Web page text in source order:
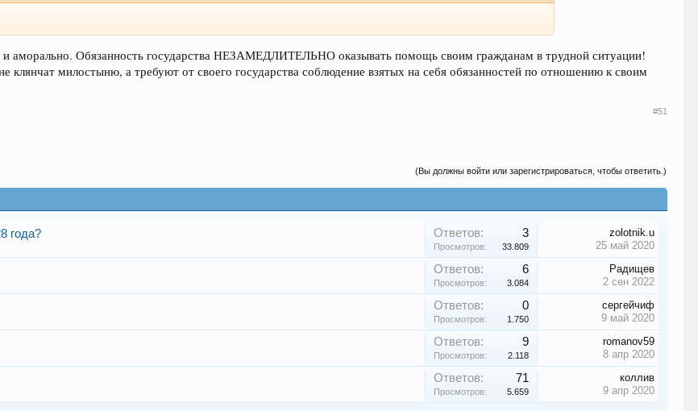
аморально. Обязанность государства НЕЗАМЕДЛИТЕЛЬНО оказывать помощь своим гражданам в трудной ситуации!
милостыню, а требуют от своего государства соблюдение взятых на себя обязанностей по отношению к своим
#51
(Вы должны войти или зарегистрироваться, чтобы ответить.)
года? Ответов: 3
Просмотров: 33.809
zolotnik.u
25 май 2020
Ответов: 6
Просмотров: 3.084
Радищев
2 сен 2022
Ответов: 0
Просмотров: 1.750
сергейчиф
9 май 2020
Ответов: 9
Просмотров: 2.118
romanov59
8 апр 2020
Ответов: 71
Просмотров: 5.659
коллив
9 апр 2020